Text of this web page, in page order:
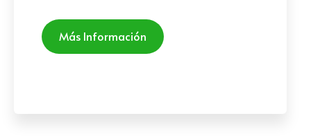
Más Información